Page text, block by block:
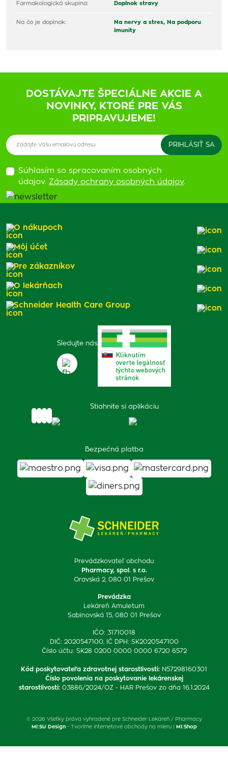
Farmakologická skupina: Doplnok stravy
Na čo je doplnok: Na nervy a stres, Na podporu
imunity
DOSTÁVAJTE ŠPECIÁLNE AKCIE A
NOVINKY, KTORÉ PRE VÁS
PRIPRAVUJEME!
Súhlasím so spracovaním osobných
údajov. Zásady ochrany osobných údajov.
Prevádzkovateľ obchodu
Pharmacy, spol. s r.o.
Oravská 2, 080 01 Prešov
Prevádzka
Lekáreň Amuletum
Sabinovská 15, 080 01 Prešov
IČO: 31710018
DIČ: 2020547100, IČ DPH: SK2020547100
Číslo účtu: SK28 0200 0000 0000 6720 6572
Kód poskytovateľa zdravotnej starostlivosti: N57298160301
Číslo povolenia na poskytovanie lekárenskej
starostlivosti: 03886/2024/OZ - HAR Prešov zo dňa 16.1.2024
Sledujte nás
Stiahnite si aplikáciu
Bezpečná platba
O nákupoch
Môj účet
Pre zákazníkov
O lekárňach
Schneider Health Care Group
© 2026 Všetky práva vyhradené pre Schneider Lekáreň / Pharmacy
MI:SU Design- Tvoríme internetové obchody na mieru | MI:Shop